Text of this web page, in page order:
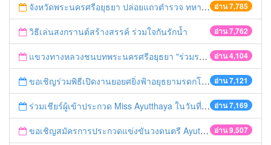
อ่าน 7,785
จังหวัดพระนครศรีอยุธยา ปล่อยแถวตำรวจ ทหาร ฝ่ายปกครอง กว่า 100 นาย ตรวจเข้มท่ารถสาธารณะ สถานีขนส่งรถโดยสาร วินรถตู้ และสถานีรถไฟ เตรียมรับมือเทศกาลสงกรานต์
อ่าน 7,762
วิธีเล่นสงกรานต์สร้างสรรค์ ร่วมใจกันรักน้ำ
อ่าน 4,104
แขวงทางหลวงชนบทพระนครศรีอยุธยา "ร่วมรณรงค์ ขับช้า เปิดไฟหน้า คาดเข็มขัด" เทศกาลสงกรานต์ ปี 2561
อ่าน 7,121
ขอเชิญร่วมพิธีเปิดงานยอยศยิ่งฟ้าอยุธยามรดกโลก
อ่าน 7,169
ร่วมเชียร์ผู้เข้าประกวด Miss Ayutthaya ในวันที่ 15 ธันวาคม 2560
อ่าน 9,507
ขอเชิญสมัครการประกวดแข่งขันวงดนตรี Ayutthaya battle of the bands